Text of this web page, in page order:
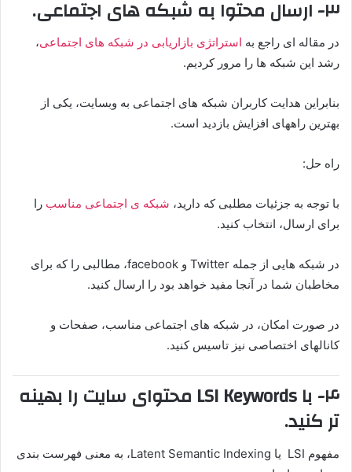
۳- ارسال محتوا به شبکه های اجتماعی.
در مقاله ای راجع به استراتژی بازاریابی در شبکه های اجتماعی،
رشد این شبکه ها را مرور کردیم.
بنابراین هدایت کاربران شبکه های اجتماعی به وبسایت، یکی از
بهترین راههای افزایش بازدید است.
راه حل:
با توجه به جزئیات مطلبی که دارید، شبکه ی اجتماعی مناسب را
برای ارسال، انتخاب کنید.
در شبکه هایی از جمله Twitter و facebook، مطالبی را که برای
مخاطبان شما در آنجا مفید خواهد بود را ارسال کنید.
در صورت امکان، در شبکه های اجتماعی مناسب، صفحات و
کانالهای اختصاصی نیز تاسیس کنید.
۴- با LSI Keywords محتوای سایت را بهینه
تر کنید.
مفهوم LSI یا Latent Semantic Indexing، به معنی فهرست بندی